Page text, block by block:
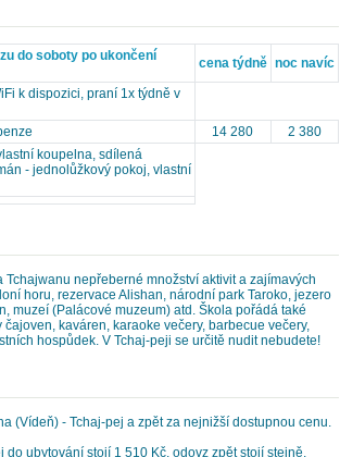
do soboty po ukončení
cena týdně noc navíc
k dispozici, praní 1x týdně v
14 280
2 380
koupelna, sdílená
- jednolůžkový pokoj, vlastní
nepřeberné množství aktivit a zajímavých
horu, rezervace Alishan, národní park Taroko, jezero
muzeí (Palácové muzeum) atd. Škola pořádá také
kaváren, karaoke večery, barbecue večery,
hospůdek. V Tchaj-peji se určitě nudit nebudete!
(Vídeň) - Tchaj-pej a zpět za nejnižší dostupnou cenu.
ubytování stojí 1 510 Kč, odovz zpět stojí stejně.